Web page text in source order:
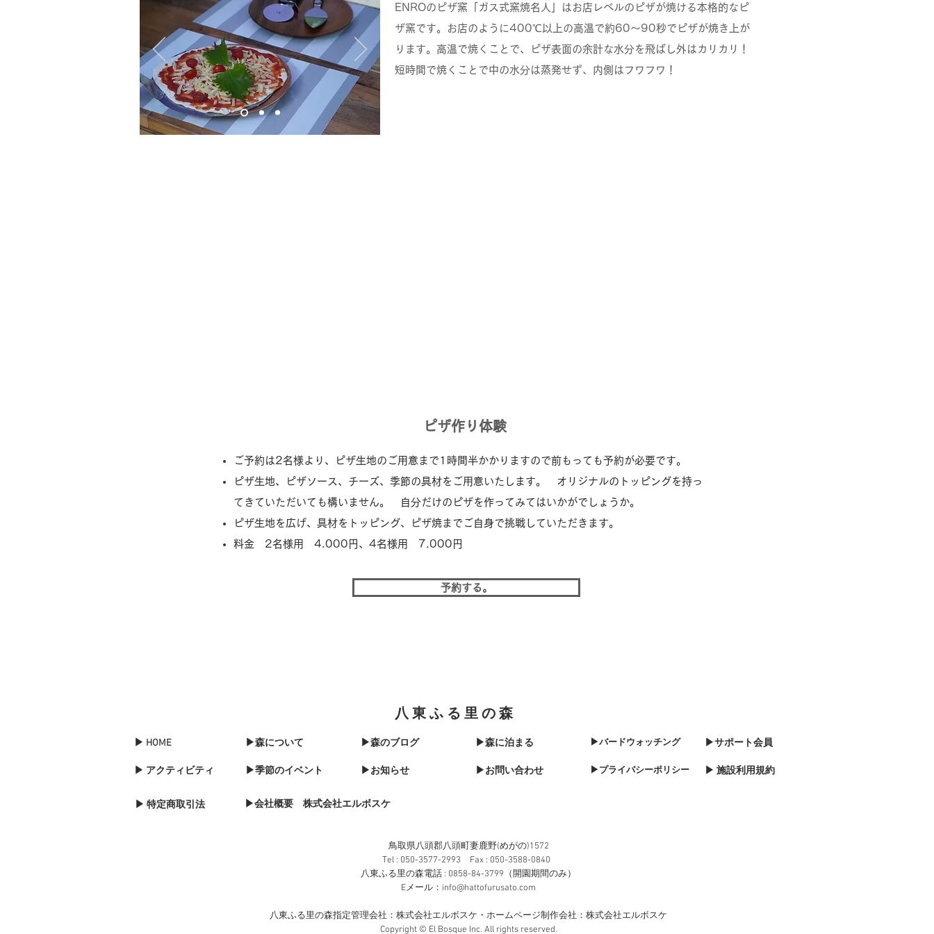
ENROのピザ窯「ガス式窯焼名人」はお店レベルのピザが焼ける本格的なピ
ザ窯です。お店のように400℃以上の高温で約60〜90秒でピザが焼き上が
ります。高温で焼くことで、ピザ表面の余計な水分を飛ばし外はカリカリ！
短時間で焼くことで中の水分は蒸発せず、内側はフワフワ！
ピザ作り体験
ご予約は2名様より、ピザ生地のご用意まで1時間半かかりますので前もっても予約が必要です。
ピザ生地、ピザソース、チーズ、季節の具材をご用意いたします。 オリジナルのトッピングを持っ
てきていただいても構いません。 自分だけのピザを作ってみてはいかがでしょうか。
ピザ生地を広げ、具材をトッピング、ピザ焼までご自身で挑戦していただきます。
​料金 2名様用 4.000円、4名様用 7.000円
予約する。
八東ふる里の森
▶ HOME
▶ アクティビティ
▶森について
▶季節のイベント
▶森のブログ
▶お知らせ
▶森に泊まる
▶お問い合わせ
▶バードウォッチング
▶プライバシーポリシー
▶サポート会員
▶ 施設利用規約
▶ 特定商取引法 ▶会社概要 株式会社エルボスケ
鳥取県八頭郡八頭町妻鹿野(めがの)1572​
Tel : 050-3577-2993 Fax : 050-3588-0840
八東ふる里の森電話 : 0858-84-3799（開園期間のみ）
​Eメール： info@hattofurusato.com
八東ふる里の森指定管理会社：株式会社エルボスケ・​ホームページ制作会社：株式会社エルボスケ
Copyright © El Bosque Inc. All rights reserved.